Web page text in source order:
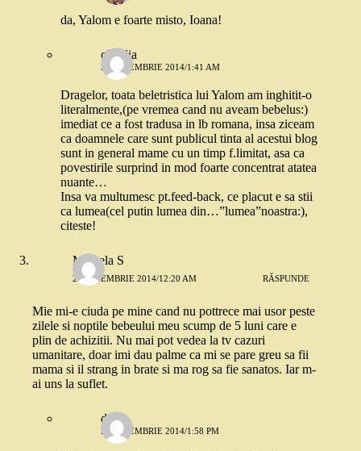
da, Yalom e foarte misto, Ioana!
claudia
26 NOIEMBRIE 2014/1:41 AM
Dragelor, toata beletristica lui Yalom am inghitit-o
literalmente,(pe vremea cand nu aveam bebelus:)
imediat ce a fost tradusa in lb romana, insa ziceam
ca doamnele care sunt publicul tinta al acestui blog
sunt in general mame cu un timp f.limitat, asa ca
povestirile surprind in mod foarte concentrat atatea
nuante…
Insa va multumesc pt.feed-back, ce placut e sa stii
ca lumea(cel putin lumea din…”lumea”noastra:),
citeste!
Mihaela S
25 NOIEMBRIE 2014/12:20 AM RĂSPUNDE
Mie mi-e ciuda pe mine cand nu pottrece mai usor peste
zilele si noptile bebeului meu scump de 5 luni care e
plin de achizitii. Nu mai pot vedea la tv cazuri
umanitare, doar imi dau palme ca mi se pare greu sa fii
mama si il strang in brate si ma rog sa fie sanatos. Iar m-
ai uns la suflet.
dana
25 NOIEMBRIE 2014/1:58 PM